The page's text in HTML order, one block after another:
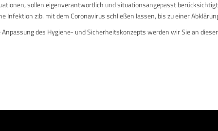
sollen eigenverantwortlich und situationsangepasst
Infektion z:b. mit dem Coronavirus schließen lassen, bis zu einer
des Hygiene- und Sicherheitskonzepts werden wir Sie an